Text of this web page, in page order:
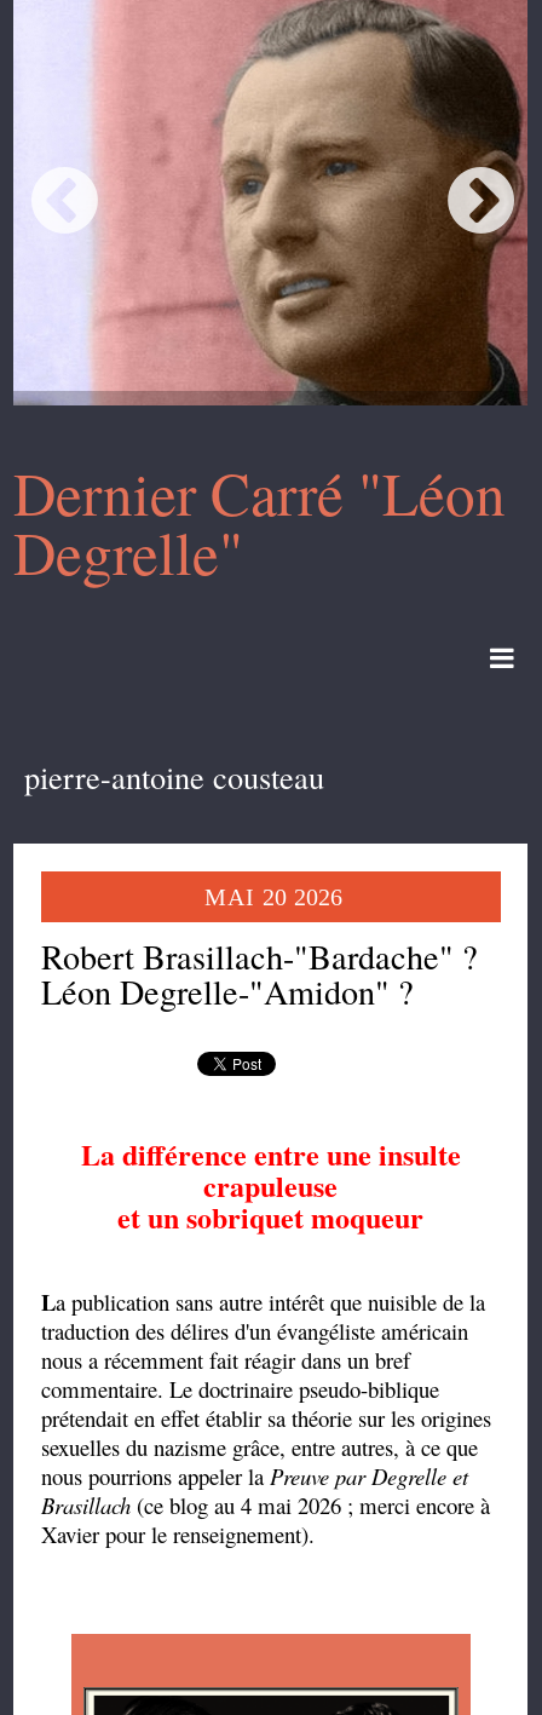
Dernier Carré "Léon
Degrelle"
pierre-antoine cousteau
MAI 20 2026
Robert Brasillach-"Bardache" ?
Léon Degrelle-"Amidon" ?
La différence entre une insulte
crapuleuse
et un sobriquet moqueur
La publication sans autre intérêt que nuisible de la
traduction des délires d'un évangéliste américain
nous a récemment fait réagir dans un bref
commentaire. Le doctrinaire pseudo-biblique
prétendait en effet établir sa théorie sur les origines
sexuelles du nazisme grâce, entre autres, à ce que
nous pourrions appeler laPreuve par Degrelle et
Brasillach (ce blog au 4 mai 2026 ; merci encore à
Xavier pour le renseignement).